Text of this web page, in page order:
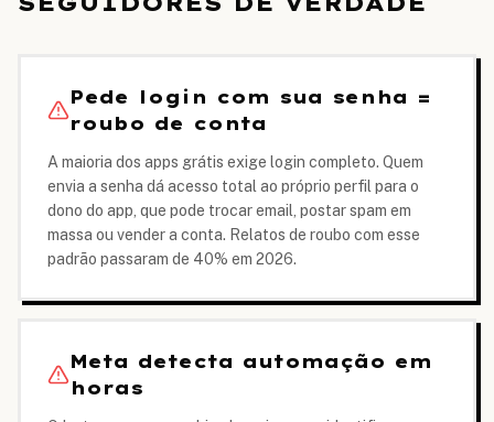
Pede login com sua senha =
roubo de conta
A maioria dos apps grátis exige login completo. Quem
envia a senha dá acesso total ao próprio perfil para o
dono do app, que pode trocar email, postar spam em
massa ou vender a conta. Relatos de roubo com esse
padrão passaram de 40% em 2026.
Meta detecta automação em
horas